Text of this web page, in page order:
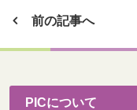
前の記事へ
PICについて